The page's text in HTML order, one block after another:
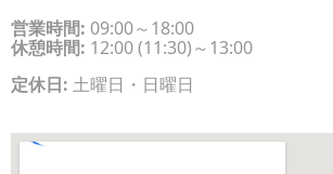
営業時間: 09:00～18:00
休憩時間: 12:00 (11:30)～13:00
定休日: 土曜日・日曜日